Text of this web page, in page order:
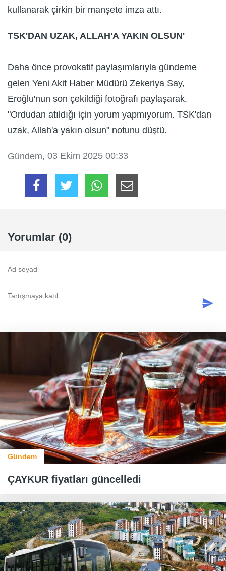
kullanarak çirkin bir manşete imza attı.
TSK'DAN UZAK, ALLAH'A YAKIN OLSUN'
Daha önce provokatif paylaşımlarıyla gündeme
gelen Yeni Akit Haber Müdürü Zekeriya Say,
Eroğlu'nun son çekildiği fotoğrafı paylaşarak,
"Ordudan atıldığı için yorum yapmıyorum. TSK'dan
uzak, Allah'a yakın olsun" notunu düştü.
Gündem, 03 Ekim 2025 00:33
Yorumlar (0)
Gündem
ÇAYKUR fiyatları güncelledi